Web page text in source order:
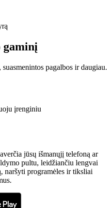
gaminį
pagalbos ir daugiau.
įrenginiu
jūsų išmanųjį telefoną ar
pultu, leidžiančiu lengvai
naršyti programėles ir tiksliai